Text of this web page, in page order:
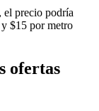
el precio podría
$15 por metro
ofertas